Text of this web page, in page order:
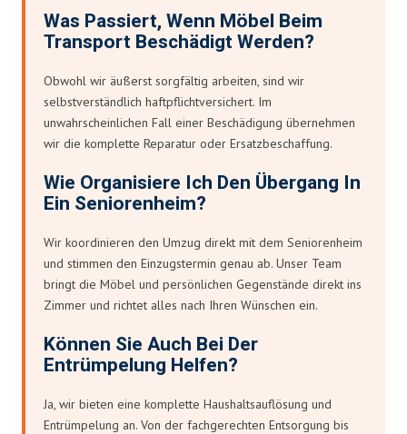
Was Passiert, Wenn Möbel Beim
Transport Beschädigt Werden?
Obwohl wir äußerst sorgfältig arbeiten, sind wir
selbstverständlich haftpflichtversichert. Im
unwahrscheinlichen Fall einer Beschädigung übernehmen
wir die komplette Reparatur oder Ersatzbeschaffung.
Wie Organisiere Ich Den Übergang In
Ein Seniorenheim?
Wir koordinieren den Umzug direkt mit dem Seniorenheim
und stimmen den Einzugstermin genau ab. Unser Team
bringt die Möbel und persönlichen Gegenstände direkt ins
Zimmer und richtet alles nach Ihren Wünschen ein.
Können Sie Auch Bei Der
Entrümpelung Helfen?
Ja, wir bieten eine komplette Haushaltsauflösung und
Entrümpelung an. Von der fachgerechten Entsorgung bis